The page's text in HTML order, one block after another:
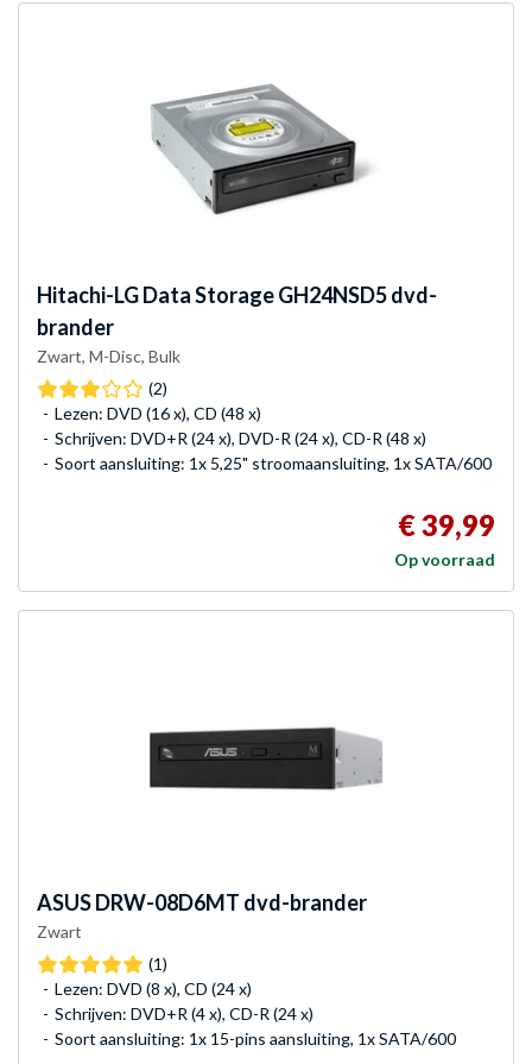
Hitachi-LG Data StorageGH24NSD5 dvd-
brander
Zwart, M-Disc, Bulk
(2)
Lezen: DVD (16 x), CD (48 x)
Schrijven: DVD+R (24 x), DVD-R (24 x), CD-R (48 x)
Soort aansluiting: 1x 5,25" stroomaansluiting, 1x SATA/600
€ 39,99
Op voorraad
ASUSDRW-08D6MT dvd-brander
Zwart
(1)
Lezen: DVD (8 x), CD (24 x)
Schrijven: DVD+R (4 x), CD-R (24 x)
Soort aansluiting: 1x 15-pins aansluiting, 1x SATA/600